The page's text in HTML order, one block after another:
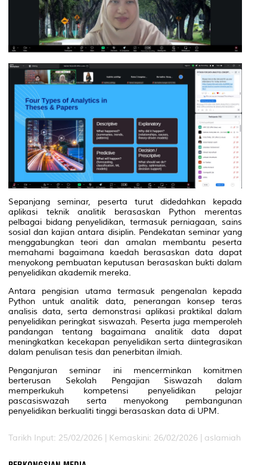
Sepanjang seminar, peserta turut didedahkan kepada
aplikasi teknik analitik berasaskan Python merentas
pelbagai bidang penyelidikan, termasuk perniagaan, sains
sosial dan kajian antara disiplin. Pendekatan seminar yang
menggabungkan teori dan amalan membantu peserta
memahami bagaimana kaedah berasaskan data dapat
menyokong pembuatan keputusan berasaskan bukti dalam
penyelidikan akademik mereka.
Antara pengisian utama termasuk pengenalan kepada
Python untuk analitik data, penerangan konsep teras
analisis data, serta demonstrasi aplikasi praktikal dalam
penyelidikan peringkat siswazah. Peserta juga memperoleh
pandangan tentang bagaimana analitik data dapat
meningkatkan kecekapan penyelidikan serta diintegrasikan
dalam penulisan tesis dan penerbitan ilmiah.
Penganjuran seminar ini mencerminkan komitmen
berterusan Sekolah Pengajian Siswazah dalam
memperkukuh kompetensi penyelidikan pelajar
pascasiswazah serta menyokong pembangunan
penyelidikan berkualiti tinggi berasaskan data di UPM.
Tarikh Input: 25/02/2026 | Kemaskini: 26/02/2026 | aslamiah